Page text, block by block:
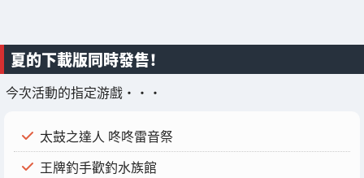
夏的下載版同時發售！
今次活動的指定游戲・・・
太鼓之達人 咚咚雷音祭
王牌釣手歡釣水族館